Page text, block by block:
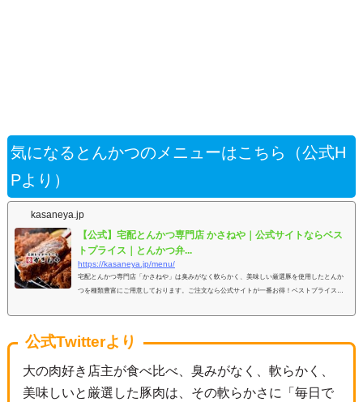
気になるとんかつのメニューはこちら（公式H
Pより）
kasaneya.jp
【公式】宅配とんかつ専門店 かさねや｜公式サイトならベス
トプライス｜とんかつ弁...
https://kasaneya.jp/menu/
宅配とんかつ専門店「かさねや」は臭みがなく軟らかく、美味しい厳選豚を使用したとんか
つを種類豊富にご用意しております。ご注文なら公式サイトが一番お得！ベストプライスを
公式Twitterより
大の肉好き店主が食べ比べ、臭みがなく、軟らかく、
美味しいと厳選した豚肉は、その軟らかさに「毎日で